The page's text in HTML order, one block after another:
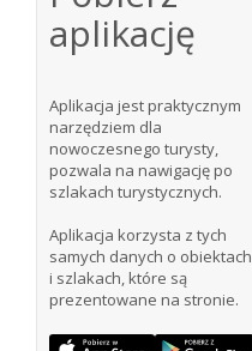
aplikację
Aplikacja jest praktycznym
narzędziem dla
nowoczesnego turysty,
pozwala na nawigację po
szlakach turystycznych.
Aplikacja korzysta z tych
samych danych o obiektach
i szlakach, które są
prezentowane na stronie.